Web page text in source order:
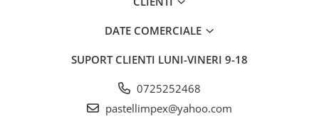
DATE COMERCIALE
SUPORT CLIENTI LUNI-VINERI 9-18
0725252468
pastellimpex@yahoo.com